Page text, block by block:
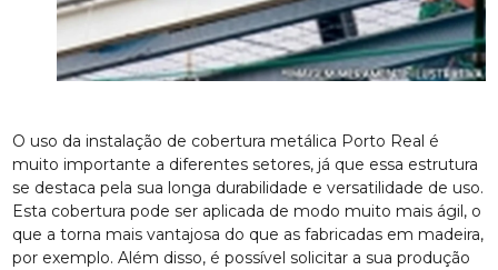
O uso da instalação de cobertura metálica Porto Real é
muito importante a diferentes setores, já que essa estrutura
se destaca pela sua longa durabilidade e versatilidade de uso.
Esta cobertura pode ser aplicada de modo muito mais ágil, o
que a torna mais vantajosa do que as fabricadas em madeira,
por exemplo. Além disso, é possível solicitar a sua produção